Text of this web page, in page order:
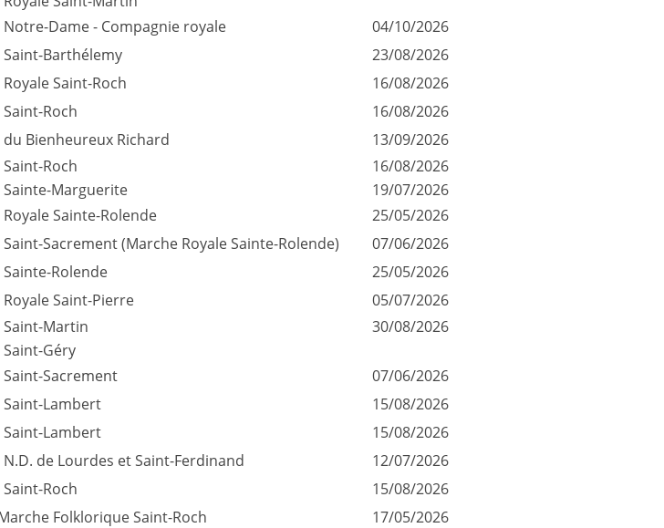
Dame - Compagnie royale
04/10/2026
Barthélemy
23/08/2026
Saint-Roch
16/08/2026
Roch
16/08/2026
Bienheureux Richard
13/09/2026
Roch
16/08/2026
Sainte-Marguerite
19/07/2026
Sainte-Rolende
25/05/2026
Sacrement (Marche Royale Sainte-Rolende)
07/06/2026
Rolende
25/05/2026
Saint-Pierre
05/07/2026
Saint-Martin
30/08/2026
Géry
Sacrement
07/06/2026
Saint-Lambert
15/08/2026
Saint-Lambert
15/08/2026
de Lourdes et Saint-Ferdinand
12/07/2026
Roch
15/08/2026
Folklorique Saint-Roch
17/05/2026